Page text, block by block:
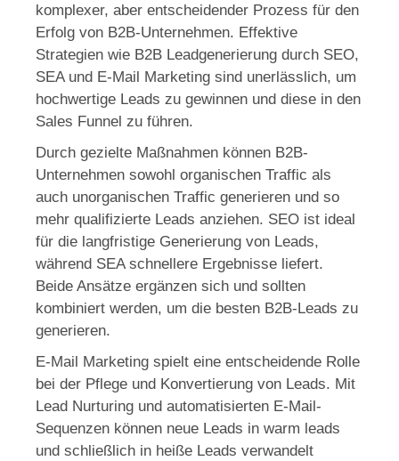
komplexer, aber entscheidender Prozess für den
Erfolg von B2B-Unternehmen. Effektive
Strategien wie B2B Leadgenerierung durch SEO,
SEA und E-Mail Marketing sind unerlässlich, um
hochwertige Leads zu gewinnen und diese in den
Sales Funnel zu führen.
Durch gezielte Maßnahmen können B2B-
Unternehmen sowohl organischen Traffic als
auch unorganischen Traffic generieren und so
mehr qualifizierte Leads anziehen. SEO ist ideal
für die langfristige Generierung von Leads,
während SEA schnellere Ergebnisse liefert.
Beide Ansätze ergänzen sich und sollten
kombiniert werden, um die besten B2B-Leads zu
generieren.
E-Mail Marketing spielt eine entscheidende Rolle
bei der Pflege und Konvertierung von Leads. Mit
Lead Nurturing und automatisierten E-Mail-
Sequenzen können neue Leads in warm leads
und schließlich in heiße Leads verwandelt